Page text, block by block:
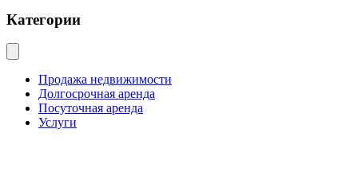
Категории
Продажа недвижимости
Долгосрочная аренда
Посуточная аренда
Услуги